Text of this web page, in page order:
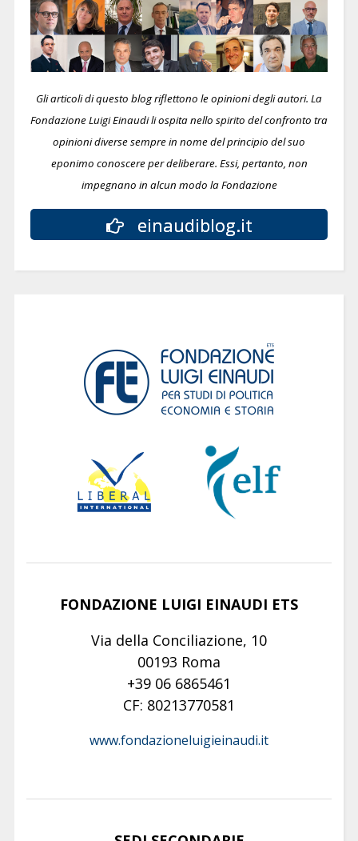
Gli articoli di questo blog riflettono le opinioni degli autori. La
Fondazione Luigi Einaudi li ospita nello spirito del confronto tra
opinioni diverse sempre in nome del principio del suo
eponimo conoscere per deliberare. Essi, pertanto, non
impegnano in alcun modo la Fondazione
einaudiblog.it
FONDAZIONE LUIGI EINAUDI ETS
Via della Conciliazione, 10
00193 Roma
+39 06 6865461
CF: 80213770581
www.fondazioneluigieinaudi.it